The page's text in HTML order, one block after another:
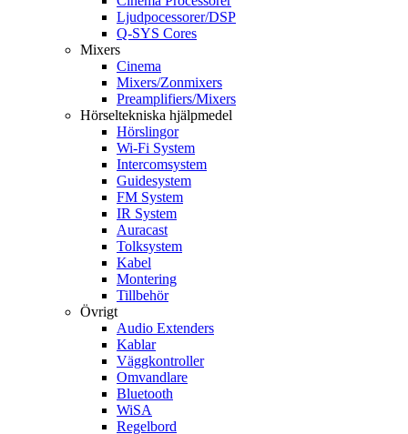
Ljudpocessorer/DSP
Q-SYS Cores
Mixers
Cinema
Mixers/Zonmixers
Preamplifiers/Mixers
Hörseltekniska hjälpmedel
Hörslingor
Wi-Fi System
Intercomsystem
Guidesystem
FM System
IR System
Auracast
Tolksystem
Kabel
Montering
Tillbehör
Övrigt
Audio Extenders
Kablar
Väggkontroller
Omvandlare
Bluetooth
WiSA
Regelbord